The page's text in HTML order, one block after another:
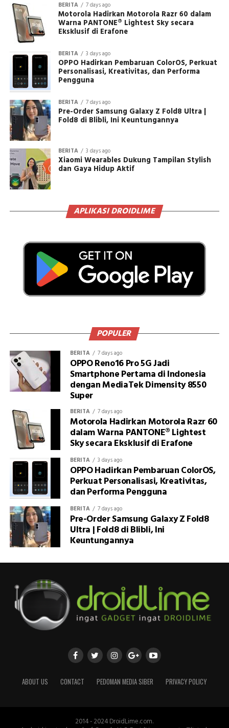
BERITA 7 days ago
Motorola Hadirkan Motorola Razr 60 dalam
Warna PANTONE® Lightest Sky secara
Eksklusif di Erafone
BERITA 3 days ago
OPPO Hadirkan Pembaruan ColorOS, Perkuat
Personalisasi, Kreativitas, dan Performa
Pengguna
BERITA 7 days ago
Pre-Order Samsung Galaxy Z Fold8 Ultra |
Fold8 di Blibli, Ini Keuntungannya
BERITA 3 days ago
Xiaomi Wearables Dukung Tampilan Stylish
dan Gaya Hidup Aktif
APLIKASI DROIDLIME
POPULER
BERITA 7 days ago
OPPO Reno16 Pro 5G Jadi
Smartphone Pertama di Indonesia
dengan MediaTek Dimensity 8550
Super
BERITA 7 days ago
Motorola Hadirkan Motorola Razr 60
dalam Warna PANTONE® Lightest
Sky secara Eksklusif di Erafone
BERITA 3 days ago
OPPO Hadirkan Pembaruan ColorOS,
Perkuat Personalisasi, Kreativitas,
dan Performa Pengguna
BERITA 7 days ago
Pre-Order Samsung Galaxy Z Fold8
Ultra | Fold8 di Blibli, Ini
Keuntungannya
ABOUT US CONTACT PEDOMAN MEDIA SIBER PRIVACY POLICY
2014 - 2024 DroidLime.com.